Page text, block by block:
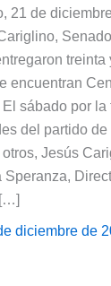
21 de
encuentran
El sábado por
del partido
Jesús
Speranza,
diciembre de